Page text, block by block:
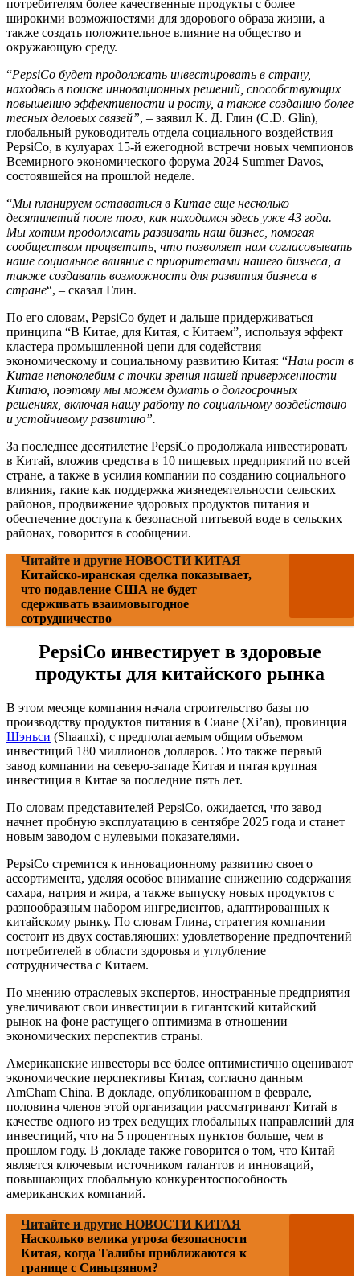
потребителям более качественные продукты с более
широкими возможностями для здорового образа жизни, а
также создать положительное влияние на общество и
окружающую среду.
“PepsiCo будет продолжать инвестировать в страну,
находясь в поиске инновационных решений, способствующих
повышению эффективности и росту, а также созданию более
тесных деловых связей”, – заявил К. Д. Глин (C.D. Glin),
глобальный руководитель отдела социального воздействия
PepsiCo, в кулуарах 15-й ежегодной встречи новых чемпионов
Всемирного экономического форума 2024 Summer Davos,
состоявшейся на прошлой неделе.
“Мы планируем оставаться в Китае еще несколько
десятилетий после того, как находимся здесь уже 43 года.
Мы хотим продолжать развивать наш бизнес, помогая
сообществам процветать, что позволяет нам согласовывать
наше социальное влияние с приоритетами нашего бизнеса, а
также создавать возможности для развития бизнеса в
стране“, – сказал Глин.
По его словам, PepsiCo будет и дальше придерживаться
принципа “В Китае, для Китая, с Китаем”, используя эффект
кластера промышленной цепи для содействия
экономическому и социальному развитию Китая: “Наш рост в
Китае непоколебим с точки зрения нашей приверженности
Китаю, поэтому мы можем думать о долгосрочных
решениях, включая нашу работу по социальному воздействию
и устойчивому развитию”.
За последнее десятилетие PepsiCo продолжала инвестировать
в Китай, вложив средства в 10 пищевых предприятий по всей
стране, а также в усилия компании по созданию социального
влияния, такие как поддержка жизнедеятельности сельских
районов, продвижение здоровых продуктов питания и
обеспечение доступа к безопасной питьевой воде в сельских
районах, говорится в сообщении.
Читайте и другие НОВОСТИ КИТАЯ
Китайско-иранская сделка показывает,
что подавление США не будет
сдерживать взаимовыгодное
сотрудничество
PepsiCo инвестирует в здоровые
продукты для китайского рынка
В этом месяце компания начала строительство базы по
производству продуктов питания в Сиане (Xi’an), провинция
Шэньси (Shaanxi), с предполагаемым общим объемом
инвестиций 180 миллионов долларов. Это также первый
завод компании на северо-западе Китая и пятая крупная
инвестиция в Китае за последние пять лет.
По словам представителей PepsiCo, ожидается, что завод
начнет пробную эксплуатацию в сентябре 2025 года и станет
новым заводом с нулевыми показателями.
PepsiCo стремится к инновационному развитию своего
ассортимента, уделяя особое внимание снижению содержания
сахара, натрия и жира, а также выпуску новых продуктов с
разнообразным набором ингредиентов, адаптированных к
китайскому рынку. По словам Глина, стратегия компании
состоит из двух составляющих: удовлетворение предпочтений
потребителей в области здоровья и углубление
сотрудничества с Китаем.
По мнению отраслевых экспертов, иностранные предприятия
увеличивают свои инвестиции в гигантский китайский
рынок на фоне растущего оптимизма в отношении
экономических перспектив страны.
Американские инвесторы все более оптимистично оценивают
экономические перспективы Китая, согласно данным
AmCham China. В докладе, опубликованном в феврале,
половина членов этой организации рассматривают Китай в
качестве одного из трех ведущих глобальных направлений для
инвестиций, что на 5 процентных пунктов больше, чем в
прошлом году. В докладе также говорится о том, что Китай
является ключевым источником талантов и инноваций,
повышающих глобальную конкурентоспособность
американских компаний.
Читайте и другие НОВОСТИ КИТАЯ
Насколько велика угроза безопасности
Китая, когда Талибы приближаются к
границе с Синьцзяном?